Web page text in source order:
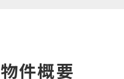
物件概要